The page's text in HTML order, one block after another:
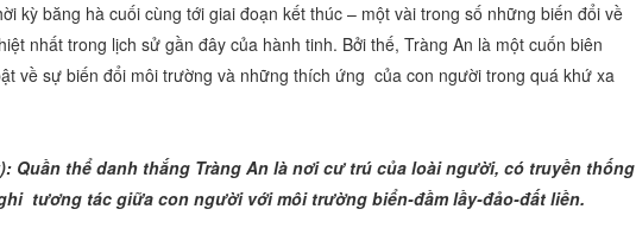
kỳ băng hà cuối cùng tới giai đoạn kết thúc – một vài trong số những biến đổi về
nhất trong lịch sử gần đây của hành tinh. Bởi thế, Tràng An là một cuốn biên
về sự biến đổi môi trường và những thích ứng của con người trong quá khứ xa
Quần thể danh thắng Tràng An là nơi cư trú của loài người, có truyền thống
tương tác giữa con người với môi trường biển-đầm lầy-đảo-đất liền.